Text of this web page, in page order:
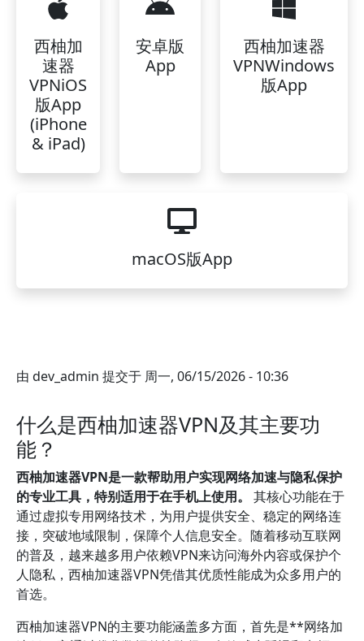
西柚加
速器
VPNiOS
版App
(iPhone
& iPad)
安卓版
App
西柚加速器
VPNWindows
版App
macOS版App
由 dev_admin 提交于 周一, 06/15/2026 - 10:36
什么是西柚加速器VPN及其主要功
能？
西柚加速器VPN是一款帮助用户实现网络加速与隐私保护
的专业工具，特别适用于在手机上使用。
其核心功能在于
通过虚拟专用网络技术，为用户提供安全、稳定的网络连
接，突破地域限制，保障个人信息安全。随着移动互联网
的普及，越来越多用户依赖VPN来访问海外内容或保护个
人隐私，西柚加速器VPN凭借其优质性能成为众多用户的
首选。
西柚加速器VPN的主要功能涵盖多方面，首先是**网络加